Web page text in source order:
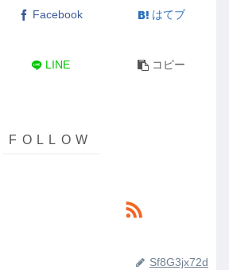
Facebook はてブ
LINE コピー
Sf8G3jx72d